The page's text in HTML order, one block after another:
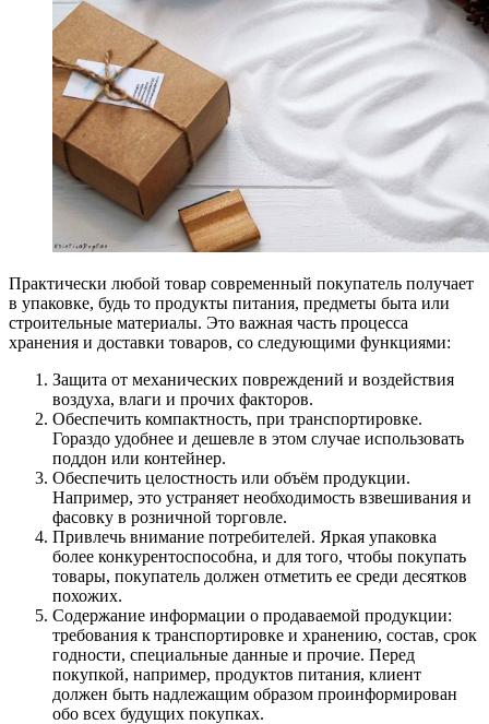
Практически любой товар современный покупатель получает
в упаковке, будь то продукты питания, предметы быта или
строительные материалы. Это важная часть процесса
хранения и доставки товаров, со следующими функциями:
Защита от механических повреждений и воздействия
воздуха, влаги и прочих факторов.
Обеспечить компактность, при транспортировке.
Гораздо удобнее и дешевле в этом случае использовать
поддон или контейнер.
Обеспечить целостность или объём продукции.
Например, это устраняет необходимость взвешивания и
фасовку в розничной торговле.
Привлечь внимание потребителей. Яркая упаковка
более конкурентоспособна, и для того, чтобы покупать
товары, покупатель должен отметить ее среди десятков
похожих.
Содержание информации о продаваемой продукции:
требования к транспортировке и хранению, состав, срок
годности, специальные данные и прочие. Перед
покупкой, например, продуктов питания, клиент
должен быть надлежащим образом проинформирован
обо всех будущих покупках.